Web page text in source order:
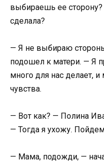
выбираешь ее сторону?
сделала?
— Я не выбираю
подошел к матери. — Я
много для нас делает,
чувства.
— Вот как? — Полина
— Тогда я ухожу.
— Мама, подожди, —